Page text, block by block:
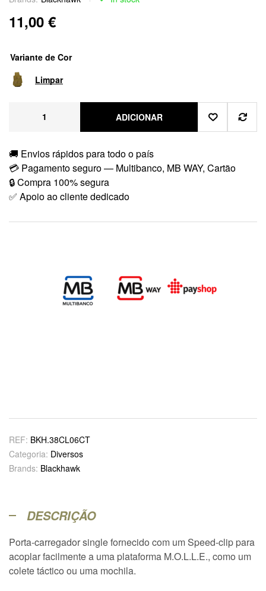
11,00 €
Variante de Cor
Limpar
ADICIONAR
🚚 Envios rápidos para todo o país
💳 Pagamento seguro — Multibanco, MB WAY, Cartão
🔒 Compra 100% segura
✅ Apoio ao cliente dedicado
REF: BKH.38CL06CT
Categoria: Diversos
Brands: Blackhawk
DESCRIÇÃO
Porta-carregador single fornecido com um Speed-clip para
acoplar facilmente a uma plataforma M.O.L.L.E., como um
colete táctico ou uma mochila.